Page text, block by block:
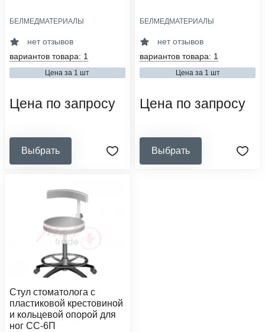
размер сиденья, мм:
ø400
металл хромированный
материал обивки:
БЕЛМЕДМАТЕРИАЛЫ
нет отзывов
вариантов товара: 1
Цена за 1 шт
Цена по запросу
Выбрать
размер сиденья, мм:
ø400
металл хромированный
материал обивки:
БЕЛМЕДМАТЕРИАЛЫ
нет отзывов
вариантов товара: 1
Цена за 1 шт
Цена по запросу
Выбрать
Стул стоматолога с
пластиковой крестовиной
и кольцевой опорой для
ног СС-6П